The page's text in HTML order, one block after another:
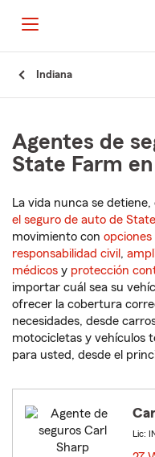
Indiana
Agentes de
State Farm
La vida nunca se
el seguro de auto de
movimiento con
responsabilidad civil ,
médicos y protección
importar cuál sea su
ofrecer la cobertura
necesidades, desde
motocicletas y vehículos
para usted, desde el
Lic: